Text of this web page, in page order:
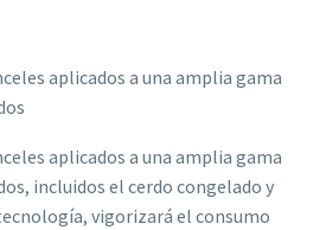
aplicados a una amplia gama
aplicados a una amplia gama
incluidos el cerdo congelado y
vigorizará el consumo